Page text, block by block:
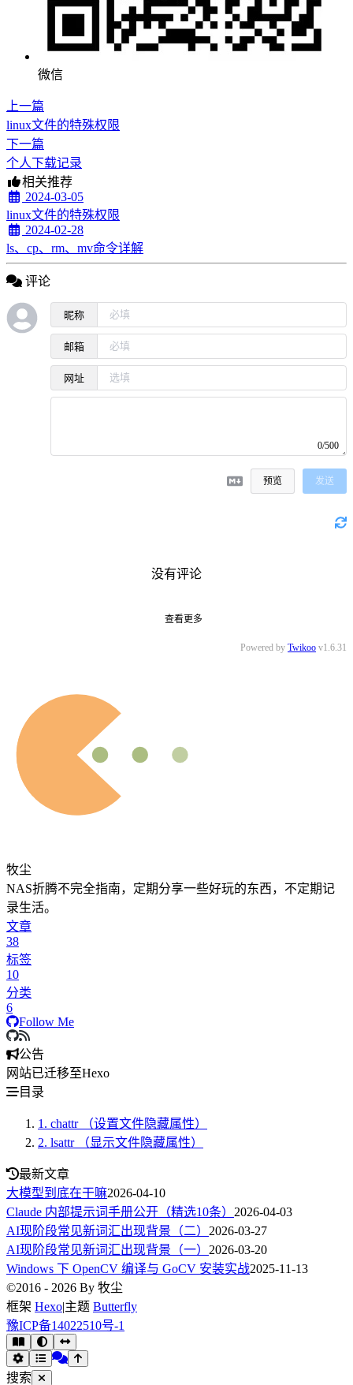
微信
上一篇
linux文件的特殊权限
下一篇
个人下载记录
相关推荐
2024-03-05
linux文件的特殊权限
2024-02-28
ls、cp、rm、mv命令详解
评论
昵称
邮箱
网址
0/500
预览 发送
没有评论
查看更多
Powered by Twikoo v1.6.31
牧尘
NAS折腾不完全指南，定期分享一些好玩的东西，不定期记
录生活。
文章
38
标签
10
分类
6
Follow Me
公告
网站已迁移至Hexo
目录
1. chattr （设置文件隐藏属性）
2. lsattr （显示文件隐藏属性）
最新文章
大模型到底在干嘛2026-04-10
Claude 内部提示词手册公开（精选10条） 2026-04-03
AI现阶段常见新词汇出现背景（二） 2026-03-27
AI现阶段常见新词汇出现背景（一） 2026-03-20
Windows 下 OpenCV 编译与 GoCV 安装实战2025-11-13
©2016 - 2026 By 牧尘
框架 Hexo|主题 Butterfly
豫ICP备14022510号-1
搜索